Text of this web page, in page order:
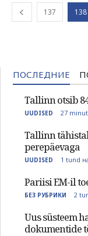
137 138
ПОСЛЕДНИЕ
Tallinn otsib
UUDISED 27
Tallinn
perepäevaga
UUDISED 1 tund
Pariisi EM-il
БЕЗ РУБРИКИ 2
Uus süsteem
dokumentide